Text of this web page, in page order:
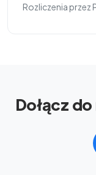
Rozliczenia przez
Dołącz